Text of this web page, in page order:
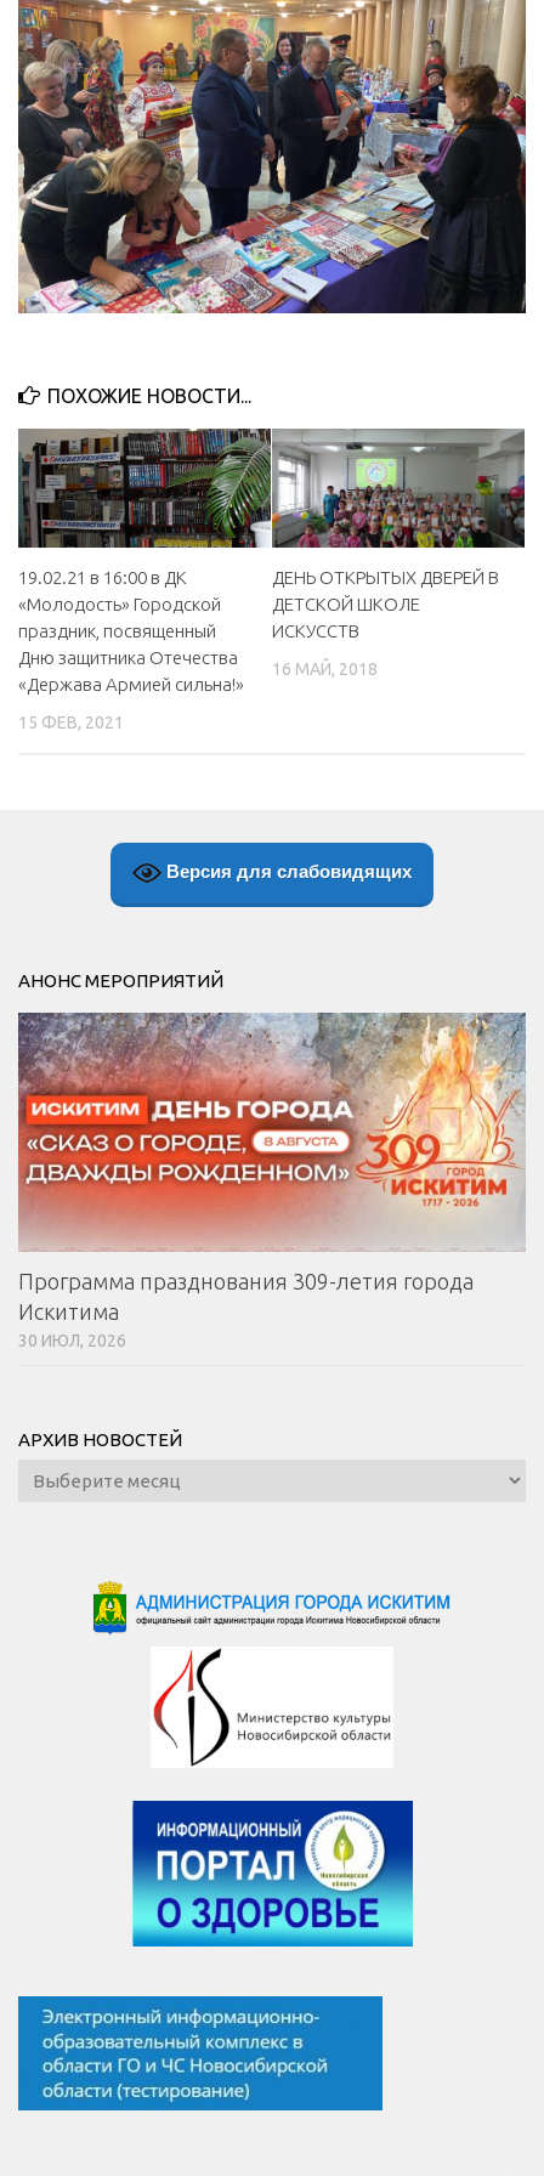
ПОХОЖИЕ НОВОСТИ...
19.02.21 в 16:00 в ДК
«Молодость» Городской
праздник, посвященный
Дню защитника Отечества
«Держава Армией сильна!»
15 ФЕВ, 2021
ДЕНЬ ОТКРЫТЫХ ДВЕРЕЙ В
ДЕТСКОЙ ШКОЛЕ
ИСКУССТВ
16 МАЙ, 2018
Версия для слабовидящих
АНОНС МЕРОПРИЯТИЙ
Программа празднования 309-летия города
Искитима
30 ИЮЛ, 2026
АРХИВ НОВОСТЕЙ
Архив
новостей